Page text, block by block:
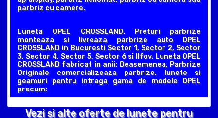
parbriz cu camere.
Luneta OPEL CROSSLAND. Preturi parbrize
monteaza si livreaza parbrize auto OPEL
CROSSLAND in Bucuresti Sector 1, Sector 2, Sector
3, Sector 4, Sector 5, Sector 6 si Ilfov. Luneta OPEL
CROSSLAND fabricat in anii: Deasemenea, Parbrize
Originale comercializeaza parbrize, lunete si
geamuri pentru intraga gama de modele OPEL
precum:
Vezi si alte oferte de lunete pentru